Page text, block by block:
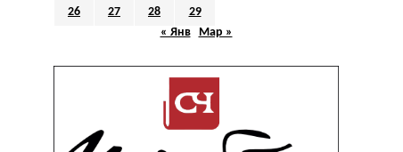
26 27 28
29
« Янв
Мар »